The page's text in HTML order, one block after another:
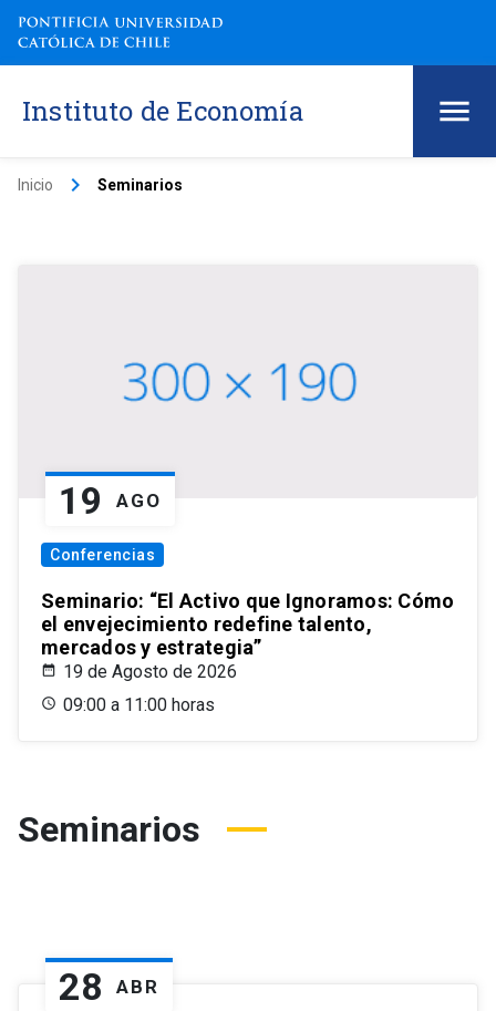
Instituto de Economía
Inicio keyboard_arrow_right Seminarios
19 AGO
Conferencias
Seminario: “El Activo que Ignoramos: Cómo
el envejecimiento redefine talento,
mercados y estrategia”
19 de Agosto de 2026
09:00 a 11:00 horas
Seminarios
28 ABR